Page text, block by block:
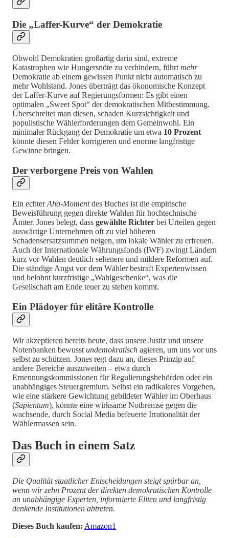
Die „Laffer-Kurve“ der Demokratie
Obwohl Demokratien großartig darin sind, extreme
Katastrophen wie Hungersnöte zu verhindern, führt mehr
Demokratie ab einem gewissen Punkt nicht automatisch zu
mehr Wohlstand. Jones überträgt das ökonomische Konzept
der Laffer-Kurve auf Regierungsformen: Es gibt einen
optimalen „Sweet Spot“ der demokratischen Mitbestimmung.
Überschreitet man diesen, schaden Kurzsichtigkeit und
populistische Wählerforderungen dem Gemeinwohl. Ein
minimaler Rückgang der Demokratie um etwa 10 Prozent
könnte diesen Fehler korrigieren und enorme langfristige
Gewinne bringen.
Der verborgene Preis von Wahlen
Ein echterAha-Momentdes Buches ist die empirische
Beweisführung gegen direkte Wahlen für hochtechnische
Ämter. Jones belegt, dass gewählte Richter bei Urteilen gegen
auswärtige Unternehmen oft zu viel höheren
Schadensersatzsummen neigen, um lokale Wähler zu erfreuen.
Auch der Internationale Währungsfonds (IWF) zwingt Ländern
kurz vor Wahlen deutlich seltenere und mildere Reformen auf.
Die ständige Angst vor dem Wähler bestraft Expertenwissen
und belohnt kurzfristige „Wahlgeschenke“, was die
Gesellschaft am Ende teuer zu stehen kommt.
Ein Plädoyer für elitäre Kontrolle
Wir akzeptieren bereits heute, dass unsere Justiz und unsere
Notenbanken bewusst undemokratisch agieren, um uns vor uns
selbst zu schützen. Jones regt dazu an, dieses Prinzip auf
andere Bereiche auszuweiten – etwa durch
Ernennungskommissionen für Regulierungsbehörden oder ein
unabhängiges Steuergremium. Selbst ein radikaleres Vorgehen,
wie eine stärkere Gewichtung gebildeter Wähler im Oberhaus
(Sapientum), könnte eine wirksame Notbremse gegen die
wachsende, durch Social Media befeuerte Irrationalität der
Wählermassen sein.
Das Buch in einem Satz
Die Qualität staatlicher Entscheidungen steigt spürbar an,
wenn wir zehn Prozent der direkten demokratischen Kontrolle
an unabhängige Experten, informierte Eliten und langfristig
denkende Institutionen abtreten.
Dieses Buch kaufen: Amazon1